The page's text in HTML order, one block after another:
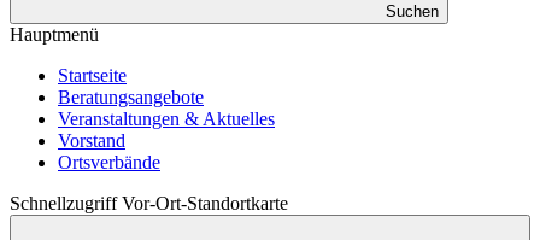
Suchen
Hauptmenü
Startseite
Beratungsangebote
Veranstaltungen & Aktuelles
Vorstand
Ortsverbände
Schnellzugriff Vor-Ort-Standortkarte